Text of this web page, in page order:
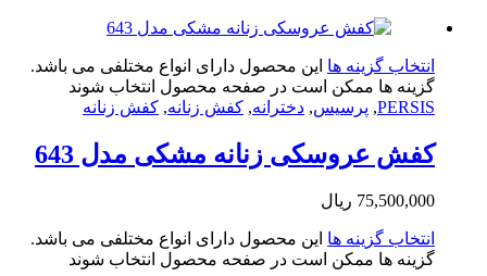
گزینه ها این محصول دارای انواع مختلفی می باشد.
ها ممکن است در صفحه محصول انتخاب شوند
پرسیس, دخترانه , کفش زنانه,کفش زنانه
عروسکی زنانه مشکی مدل 643
ریال
گزینه ها این محصول دارای انواع مختلفی می باشد.
ها ممکن است در صفحه محصول انتخاب شوند